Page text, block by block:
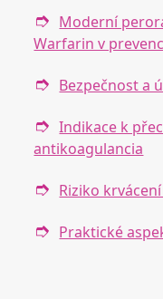
Moderní
Warfarin v
Bezpečnost a
Indikace k
antikoagulancia
Riziko
Praktické